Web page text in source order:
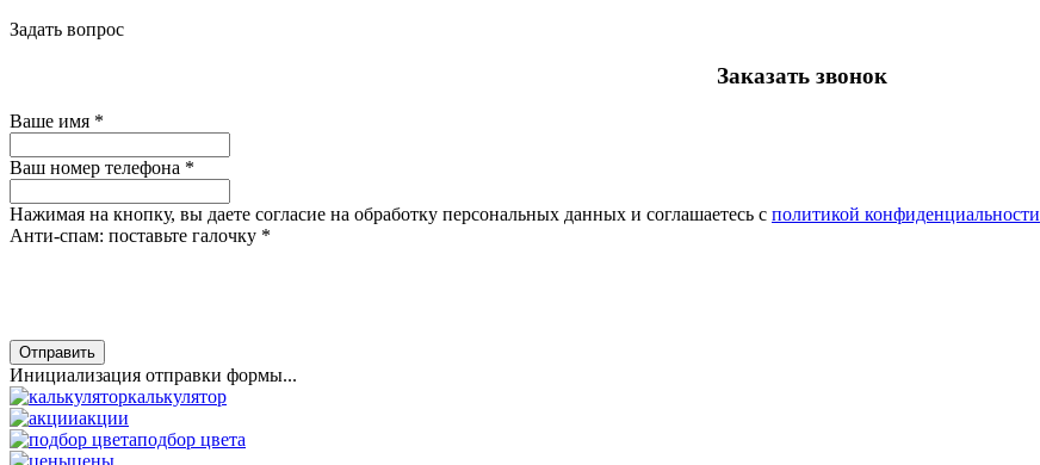
Задать вопрос
Заказать звонок
Ваше имя *
Ваш номер телефона *
Нажимая на кнопку, вы даете согласие на обработку персональных данных и соглашаетесь с политикой конфиденциальности
Анти-спам: поставьте галочку *
Отправить
Инициализация отправки формы...
калькулятор
акции
подбор цвета